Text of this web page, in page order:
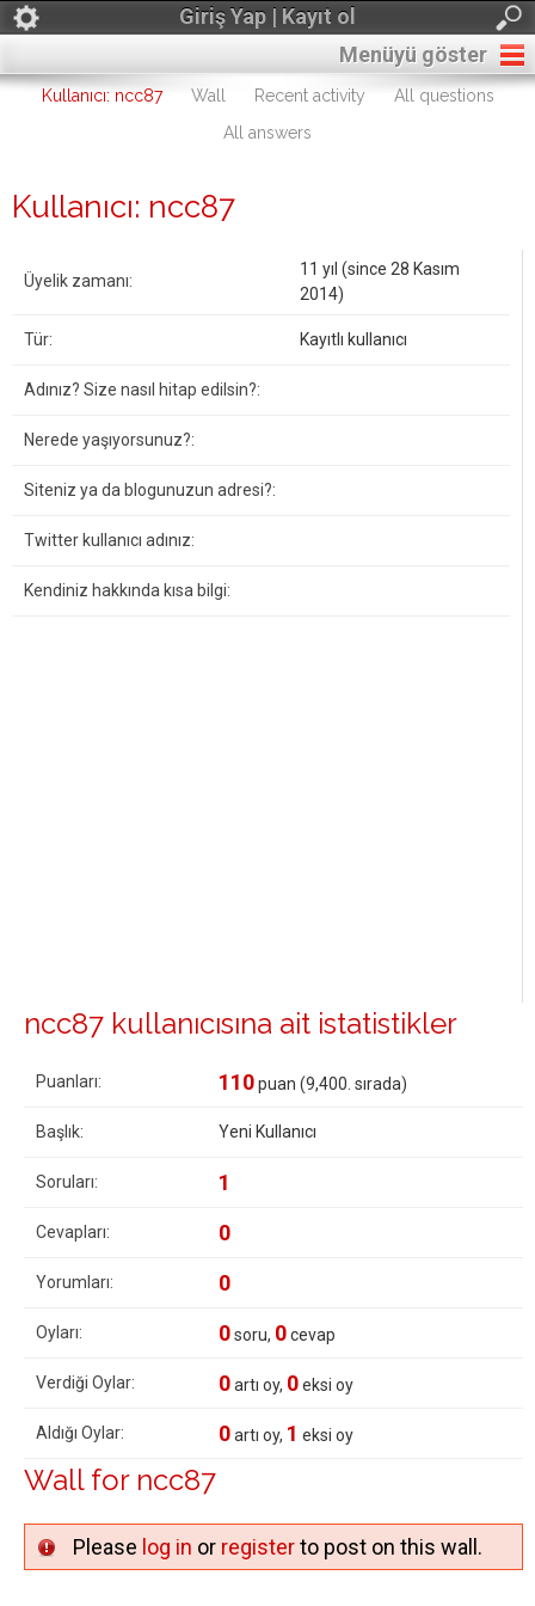
Giriş Yap | Kayıt ol
Menüyü göster
Kullanıcı: ncc87 Wall Recent activity
All questions
All answers
Kullanıcı: ncc87
Üyelik zamanı:
11 yıl (since 28 Kasım
2014)
Tür: Kayıtlı kullanıcı
Adınız? Size nasıl hitap edilsin?:
Nerede yaşıyorsunuz?:
Siteniz ya da blogunuzun adresi?:
Twitter kullanıcı adınız:
Kendiniz hakkında kısa bilgi:
ncc87 kullanıcısına ait istatistikler
Puanları: 110puan (9,400 . sırada)
Başlık: Yeni Kullanıcı
Soruları: 1
Cevapları: 0
Yorumları: 0
Oyları: 0soru, 0cevap
Verdiği Oylar: 0artı oy, 0eksi oy
Aldığı Oylar: 0artı oy, 1 eksi oy
Wall for ncc87
Please log in or registerto post on this wall.